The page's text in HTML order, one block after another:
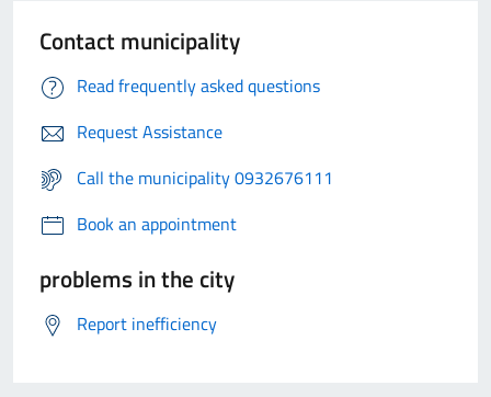
Contact municipality
Read frequently asked questions
Request Assistance
Call the municipality 0932676111
Book an appointment
problems in the city
Report inefficiency